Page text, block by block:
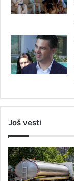
Još vesti